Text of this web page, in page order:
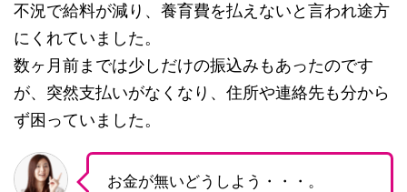
不況で給料が減り、養育費を払えないと言われ途方
にくれていました。
数ヶ月前までは少しだけの振込みもあったのです
が、突然支払いがなくなり、住所や連絡先も分から
ず困っていました。
お金が無いどうしよう・・・。